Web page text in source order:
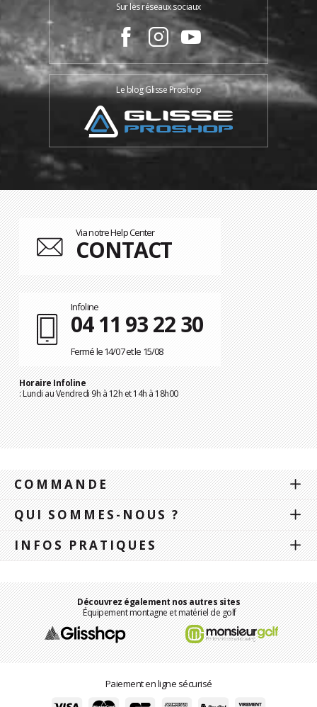
Sur les réseaux sociaux
Le blog Glisse Proshop
Via notre Help Center
CONTACT
Infoline
04 11 93 22 30
Fermé le 14/07 et le 15/08
Horaire Infoline
: Lundi au Vendredi 9h à 12h et 14h à 18h00
COMMANDE
QUI SOMMES-NOUS ?
INFOS PRATIQUES
Découvrez également nos autres sites
Équipement montagne et matériel de golf
Paiement en ligne sécurisé